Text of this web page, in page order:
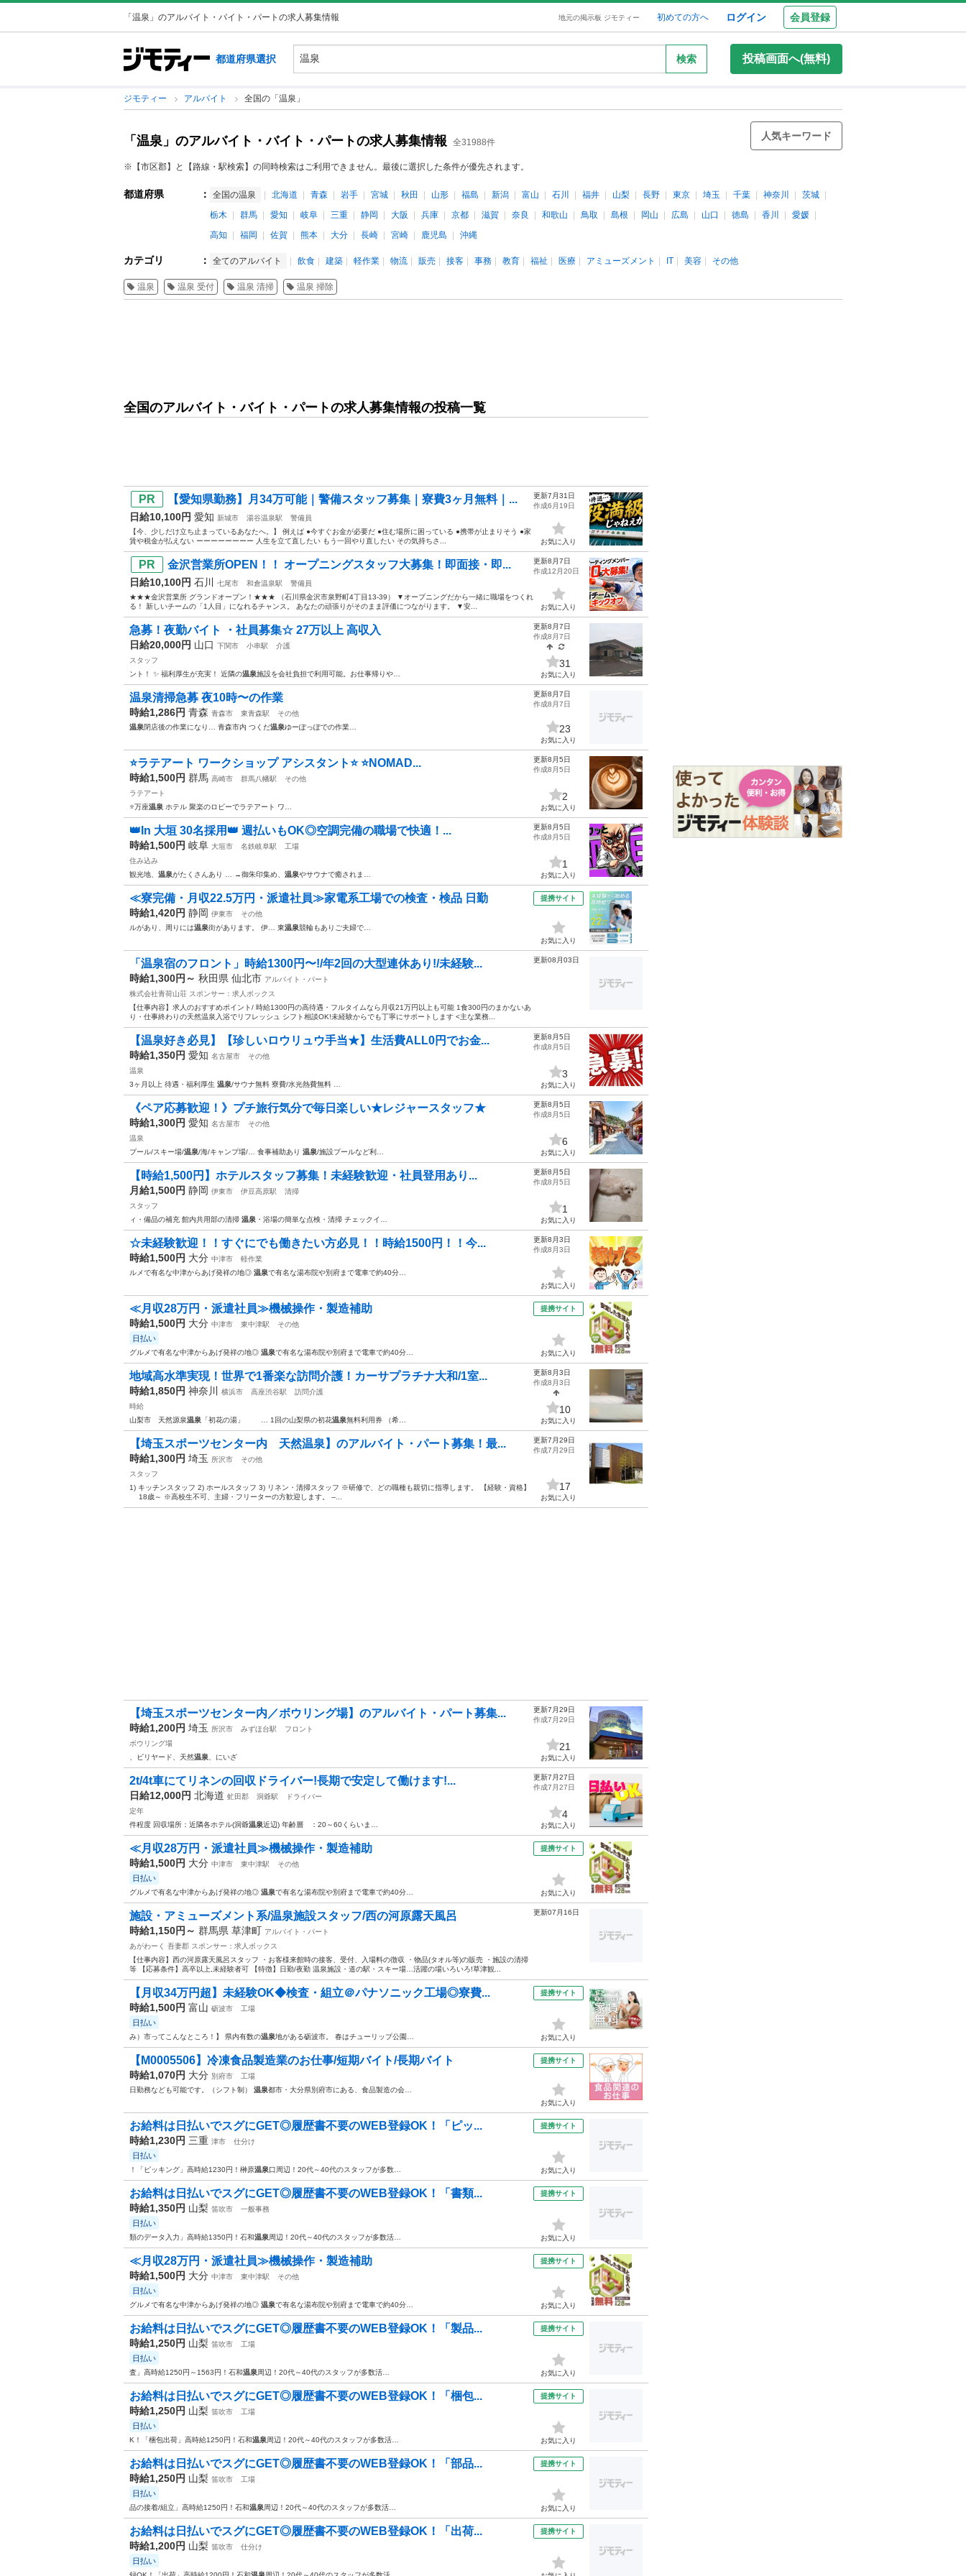
「温泉」のアルバイト・バイト・パートの求人募集情報 地元の掲示板 ジモティー 初めての方へ ログイン 会員登録
都道府県選択 検索 投稿画面へ(無料)
ジモティー アルバイト 全国の「温泉」
「温泉」のアルバイト・バイト・パートの求人募集情報 全31988件
人気キーワード
※【市区郡】と【路線・駅検索】の同時検索はご利用できません。最後に選択した条件が優先されます。
都道府県 ： 全国の温泉 北海道 青森 岩手 宮城 秋田 山形 福島 新潟 富山 石川 福井 山梨 長野 東京 埼玉 千葉 神奈川
茨城
栃木
群馬 愛知 岐阜 三重 静岡 大阪 兵庫 京都 滋賀 奈良 和歌山 鳥取 島根 岡山 広島 山口 徳島 香川
愛媛
高知
福岡 佐賀 熊本 大分 長崎 宮崎 鹿児島 沖縄
カテゴリ ： 全てのアルバイト 飲食 建築 軽作業 物流 販売 接客 事務 教育 福祉 医療 アミューズメント IT 美容 その他
温泉 温泉 受付 温泉 清掃 温泉 掃除
全国のアルバイト・バイト・パートの求人募集情報の投稿一覧
【愛知県勤務】月34万可能｜警備スタッフ募集｜寮費3ヶ月無料｜...
日給10,100円 愛知 新城市 湯谷温泉駅
警備員
【今、少しだけ立ち止まっているあなたへ。】 例えば ●今すぐお金が必要だ ●住む場所に困っている ●携帯が止まりそう ●家
賃や税金が払えない ーーーーーーーー 人生を立て直したい もう一回やり直したい その気持ちさ...
更新7月31日
作成6月19日
お気に入り
金沢営業所OPEN！！ オープニングスタッフ大募集！即面接・即...
日給10,100円 石川 七尾市 和倉温泉駅
警備員
★★★金沢営業所 グランドオープン！★★★ （石川県金沢市泉野町4丁目13-39） ▼オープニングだから一緒に職場をつくれ
る！ 新しいチームの「1人目」になれるチャンス。 あなたの頑張りがそのまま評価につながります。 ▼安...
更新8月7日
作成12月20日
お気に入り
急募！夜勤バイト ・社員募集☆ 27万以上 高収入
日給20,000円 山口 下関市 小串駅
介護
スタッフ
ント！ ✨ 福利厚生が充実！ 近隣の温泉施設を会社負担で利用可能。お仕事帰りや…
更新8月7日
作成8月7日
31
お気に入り
温泉清掃急募 夜10時〜の作業
時給1,286円 青森 青森市 東青森駅
その他
温泉閉店後の作業になり… 青森市内 つくだ温泉ゆーぽっぽでの作業…
更新8月7日
作成8月7日
23
お気に入り
⭐️ラテアート ワークショップ アシスタント⭐️ ⭐️NOMAD...
時給1,500円 群馬 高崎市 群馬八幡駅
その他
ラテアート
⭐️万座温泉 ホテル 聚楽のロビーでラテアート ワ…
更新8月5日
作成8月5日
2
お気に入り
👑In 大垣 30名採用👑 週払いもOK◎空調完備の職場で快適！...
時給1,500円 岐阜 大垣市 名鉄岐阜駅
工場
住み込み
観光地、 温泉がたくさんあり … →御朱印集め、 温泉やサウナで癒されま…
更新8月5日
作成8月5日
1
お気に入り
≪寮完備・月収22.5万円・派遣社員≫家電系工場での検査・検品 日勤
時給1,420円 静岡 伊東市
その他
ルがあり、周りには温泉街があります。 伊… 東温泉競輪もありご夫婦で…
提携サイト
お気に入り
「温泉宿のフロント」時給1300円〜!/年2回の大型連休あり!/未経験...
時給1,300円～ 秋田県 仙北市 アルバイト・パート
株式会社青荷山荘 スポンサー：求人ボックス
【仕事内容】求人のおすすめポイント/ 時給1300円の高待遇・フルタイムなら月収21万円以上も可能 1食300円のまかないあ
り・仕事終わりの天然温泉入浴でリフレッシュ シフト相談OK!未経験からでも丁寧にサポートします <主な業務...
更新08月03日
【温泉好き必見】【珍しいロウリュウ手当★】生活費ALL0円でお金...
時給1,350円 愛知 名古屋市
その他
温泉
3ヶ月以上 待遇・福利厚生 温泉/サウナ無料 寮費/水光熱費無料 …
更新8月5日
作成8月5日
3
お気に入り
《ペア応募歓迎！》プチ旅行気分で毎日楽しい★レジャースタッフ★
時給1,300円 愛知 名古屋市
その他
温泉
プール/スキー場/温泉/海/キャンプ場/… 食事補助あり 温泉/施設プールなど利…
更新8月5日
作成8月5日
6
お気に入り
【時給1,500円】ホテルスタッフ募集！未経験歓迎・社員登用あり...
月給1,500円 静岡 伊東市 伊豆高原駅
清掃
スタッフ
ィ・備品の補充 館内共用部の清掃 温泉 ・浴場の簡単な点検・清掃 チェックイ…
更新8月5日
作成8月5日
1
お気に入り
☆未経験歓迎！！すぐにでも働きたい方必見！！時給1500円！！今...
時給1,500円 大分 中津市
軽作業
ルメで有名な中津からあげ発祥の地◎ 温泉で有名な湯布院や別府まで電車で約40分…
更新8月3日
作成8月3日
お気に入り
≪月収28万円・派遣社員≫機械操作・製造補助
時給1,500円 大分 中津市 東中津駅 その他
日払い
グルメで有名な中津からあげ発祥の地◎ 温泉で有名な湯布院や別府まで電車で約40分…
提携サイト
お気に入り
地域高水準実現！世界で1番楽な訪問介護！カーサプラチナ大和/1室...
時給1,850円 神奈川 横浜市 高座渋谷駅
訪問介護
時給
山梨市 天然源泉温泉 「初花の湯」 … 1回の山梨県の初花温泉無料利用券 （希…
更新8月3日
作成8月3日
10
お気に入り
【埼玉スポーツセンター内 天然温泉】のアルバイト・パート募集！最...
時給1,300円 埼玉 所沢市
その他
スタッフ
1) キッチンスタッフ 2) ホールスタッフ 3) リネン・清掃スタッフ ※研修で、どの職種も親切に指導します。 【経験・資格】
18歳～ ※高校生不可、主婦・フリーターの方歓迎します。 --...
更新7月29日
作成7月29日
17
お気に入り
【埼玉スポーツセンター内／ボウリング場】のアルバイト・パート募集...
時給1,200円 埼玉 所沢市 みずほ台駅
フロント
ボウリング場
、ビリヤード、天然温泉 、にいざ
更新7月29日
作成7月29日
21
お気に入り
2t/4t車にてリネンの回収ドライバー!長期で安定して働けます!...
日給12,000円 北海道 虻田郡 洞爺駅
ドライバー
定年
件程度 回収場所：近隣各ホテル(洞爺温泉近辺) 年齢層 ：20～60くらいま…
更新7月27日
作成7月27日
4
お気に入り
≪月収28万円・派遣社員≫機械操作・製造補助
時給1,500円 大分 中津市 東中津駅 その他
日払い
グルメで有名な中津からあげ発祥の地◎ 温泉で有名な湯布院や別府まで電車で約40分…
提携サイト
お気に入り
施設・アミューズメント系/温泉施設スタッフ/西の河原露天風呂
時給1,150円～ 群馬県 草津町 アルバイト・パート
あがわーく 吾妻郡 スポンサー：求人ボックス
【仕事内容】西の河原露天風呂スタッフ ・お客様来館時の接客、受付、入場料の徴収 ・物品(タオル等)の販売 ・施設の清掃
等 【応募条件】高卒以上,未経験者可 【特徴】日勤/夜勤 温泉施設・道の駅・スキー場…活躍の場いろいろ!草津観...
更新07月16日
【月収34万円超】未経験OK◆検査・組立＠パナソニック工場◎寮費...
時給1,500円 富山 砺波市 工場
日払い
み）市ってこんなところ！】 県内有数の温泉地がある砺波市。 春はチューリップ公園…
提携サイト
お気に入り
【M0005506】冷凍食品製造業のお仕事/短期バイト/長期バイト
時給1,070円 大分 別府市
工場
日勤務なども可能です。（シフト制） 温泉都市・大分県別府市にある、食品製造の会…
提携サイト
お気に入り
お給料は日払いでスグにGET◎履歴書不要のWEB登録OK！「ピッ...
時給1,230円 三重 津市 仕分け
日払い
！「ピッキング」高時給1230円！榊原温泉口周辺！20代～40代のスタッフが多数…
提携サイト
お気に入り
お給料は日払いでスグにGET◎履歴書不要のWEB登録OK！「書類...
時給1,350円 山梨 笛吹市 一般事務
日払い
類のデータ入力」高時給1350円！石和温泉 周辺！20代～40代のスタッフが多数活…
提携サイト
お気に入り
≪月収28万円・派遣社員≫機械操作・製造補助
時給1,500円 大分 中津市 東中津駅 その他
日払い
グルメで有名な中津からあげ発祥の地◎ 温泉で有名な湯布院や別府まで電車で約40分…
提携サイト
お気に入り
お給料は日払いでスグにGET◎履歴書不要のWEB登録OK！「製品...
時給1,250円 山梨 笛吹市 工場
日払い
査」高時給1250円～1563円！石和温泉 周辺！20代～40代のスタッフが多数活…
提携サイト
お気に入り
お給料は日払いでスグにGET◎履歴書不要のWEB登録OK！「梱包...
時給1,250円 山梨 笛吹市 工場
日払い
K！「梱包出荷」高時給1250円！石和温泉 周辺！20代～40代のスタッフが多数活…
提携サイト
お気に入り
お給料は日払いでスグにGET◎履歴書不要のWEB登録OK！「部品...
時給1,250円 山梨 笛吹市 工場
日払い
品の接着/組立」高時給1250円！石和温泉 周辺！20代～40代のスタッフが多数活…
提携サイト
お気に入り
お給料は日払いでスグにGET◎履歴書不要のWEB登録OK！「出荷...
時給1,200円 山梨 笛吹市 仕分け
日払い
提携サイト